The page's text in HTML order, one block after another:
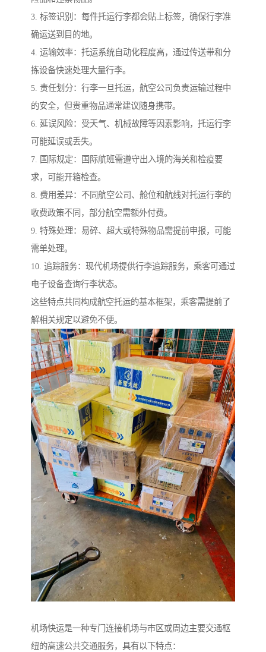
3. 标签识别：每件托运行李都会贴上标签，确保行李准
确运送到目的地。
4. 运输效率：托运系统自动化程度高，通过传送带和分
拣设备快速处理大量行李。
5. 责任划分：行李一旦托运，航空公司负责运输过程中
的安全，但贵重物品通常建议随身携带。
6. 延误风险：受天气、机械故障等因素影响，托运行李
可能延误或丢失。
7. 国际规定：国际航班需遵守出入境的海关和检疫要
求，可能开箱检查。
8. 费用差异：不同航空公司、舱位和航线对托运行李的
收费政策不同，部分航空需额外付费。
9. 特殊处理：易碎、超大或特殊物品需提前申报，可能
需单处理。
10. 追踪服务：现代机场提供行李追踪服务，乘客可通过
电子设备查询行李状态。
这些特点共同构成航空托运的基本框架，乘客需提前了
解相关规定以避免不便。
机场快运是一种专门连接机场与市区或周边主要交通枢
纽的高速公共交通服务，具有以下特点：